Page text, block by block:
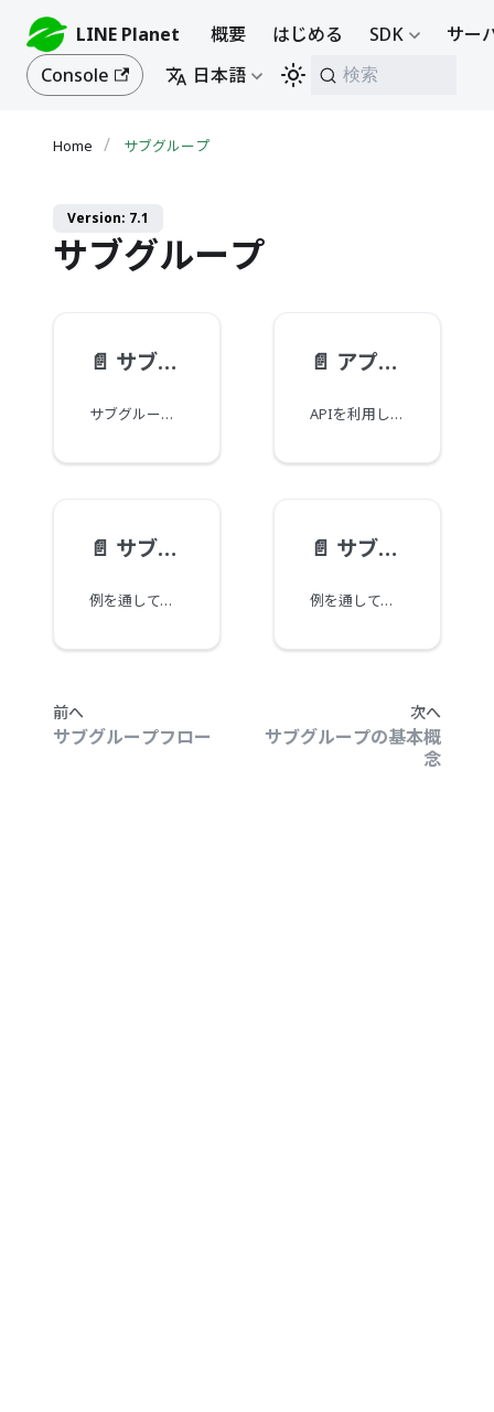
LINE Planet 概要 はじめる SDK
サー
Console
日本語 検索
サブグループ
Version: 7.1
サブグループ
📄️ サブグループの基本概念
サブグループ（subgroup）は、グループ通話（カンファレンス）内の小グループです。
📄️ アプリケーションガイド
APIを利用してサブグループを実装する際には、以下の項目に注意する必要があります。
📄️ サブグループの例：複数のサブグループ
例を通して、グループ通話（カンファレンス）に複数のサブグループがある場合、どのように動作するかを見てみましょう。
📄️ サブグループの例：通訳
例を通して、グループ通話（カンファレンス）で通訳サービスを提供する方法を見てみましょう。
前へ
サブグループフロー
次へ
サブグループの基本概
念